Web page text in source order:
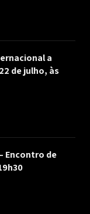
a
de julho, às
Encontro de